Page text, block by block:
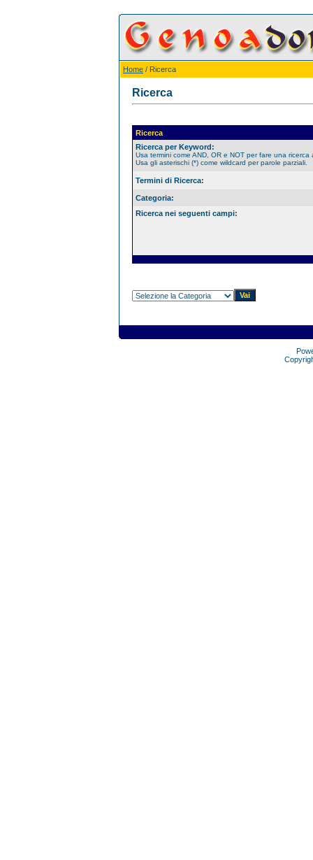
Home / Ricerca
Ricerca
Ricerca
Ricerca per Keyword:
Usa termini come AND, OR e NOT per fare una ricerca
Usa gli asterischi (*) come wildcard per parole parziali.
Termini di Ricerca:
Categoria:
Ricerca nei seguenti campi: